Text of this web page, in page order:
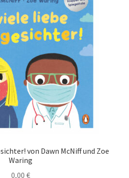
von Dawn McNiff und Zoe
Waring
0,00 €